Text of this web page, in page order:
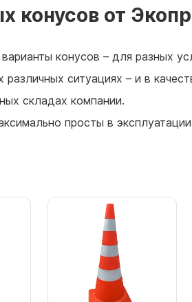
конусов от
конусов – для разных
ситуациях – и в
складах компании.
просты в